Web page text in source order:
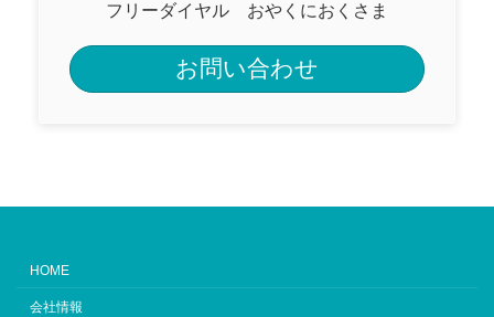
フリーダイヤル おやくにおくさま
お問い合わせ
HOME
会社情報